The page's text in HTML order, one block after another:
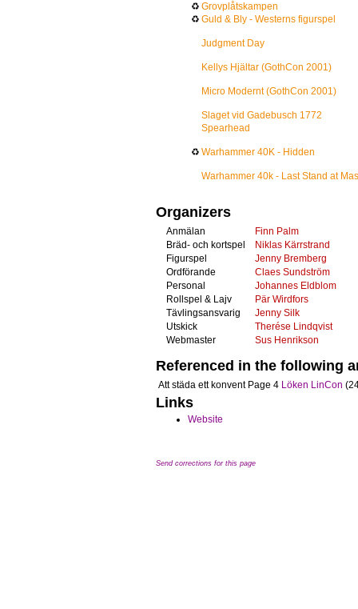
♻ Grovplåtskampen
♻ Guld & Bly - Westerns figurspel
Judgment Day
Kellys Hjältar (GothCon 2001)
Micro Modernt (GothCon 2001)
Slaget vid Gadebusch 1772
Spearhead
♻ Warhammer 40K - Hidden
Warhammer 40k - Last Stand at
Organizers
Anmälan
Finn Palm
Bräd- och kortspel
Niklas Kärrstrand
Figurspel
Jenny Bremberg
Ordförande
Claes Sundström
Personal
Johannes Eldblom
Rollspel & Lajv
Pär Wirdfors
Tävlingsansvarig
Jenny Silk
Utskick
Therése Lindqvist
Webmaster
Sus Henrikson
Referenced in the following
Att städa ett konvent Page 4 Löken LinCon
Links
Website
Send corrections for this page